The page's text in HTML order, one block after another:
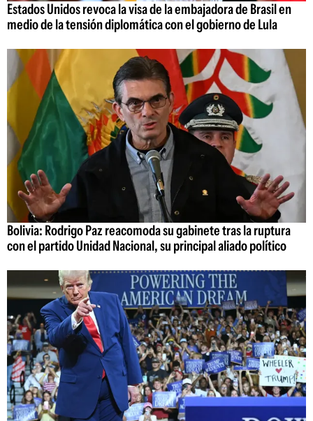
Estados Unidos revoca la visa de la embajadora de Brasil en
medio de la tensión diplomática con el gobierno de Lula
Bolivia: Rodrigo Paz reacomoda su gabinete tras la ruptura
con el partido Unidad Nacional, su principal aliado político